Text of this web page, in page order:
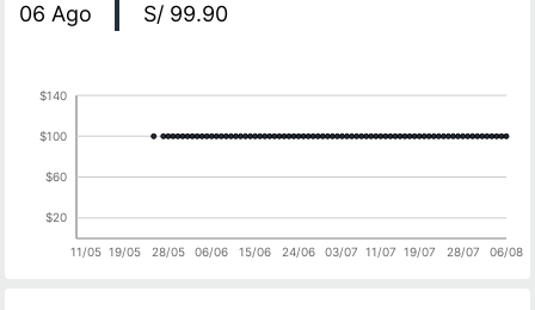
06 Ago S/ 99.90
11/05 19/05 28/05 06/06 15/06 24/06 03/07 11/07 19/07 28/07 06/08
$20
$60
$100
$140